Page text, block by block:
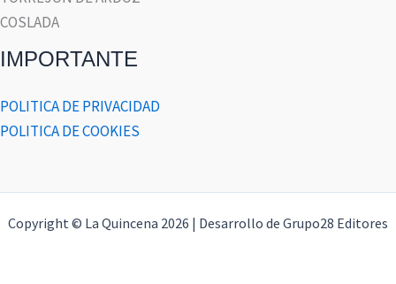
COSLADA
IMPORTANTE
POLITICA DE PRIVACIDAD
POLITICA DE COOKIES
Copyright © La Quincena 2026 | Desarrollo de Grupo28 Editores